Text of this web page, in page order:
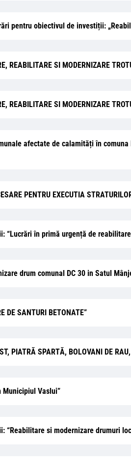
pentru obiectivul de investiții:
SI MODERNIZARE
SI MODERNIZARE
afectate de calamități în
PENTRU EXECUTIA
“Lucrări în primă urgență de
drum comunal DC 30 in Satul
DE SANTURI BETONATE”
PIATRĂ SPARTĂ, BOLOVANI DE
Vaslui”
“Reabilitare si modernizare drumuri